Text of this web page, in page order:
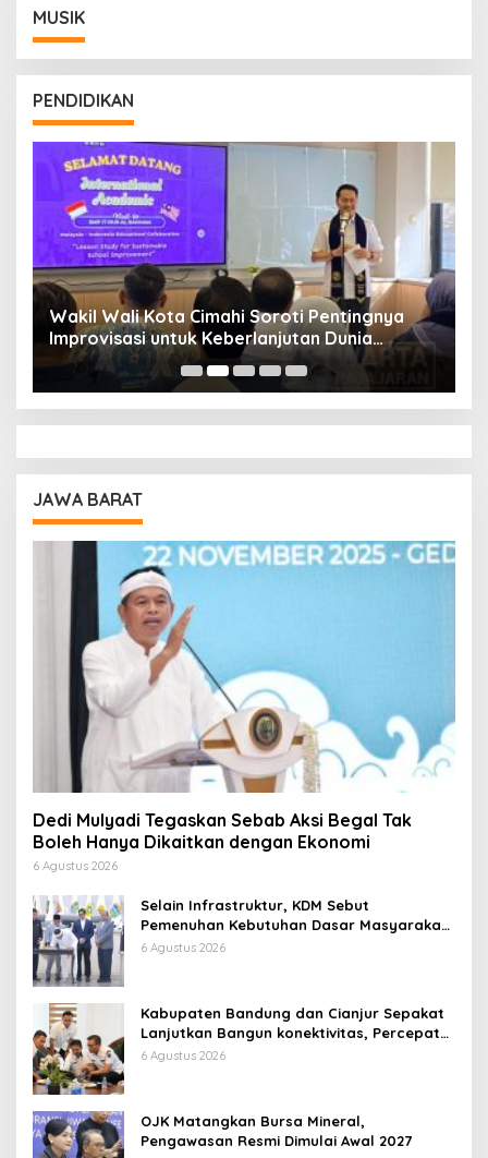
MUSIK
PENDIDIKAN
Wakil Wali Kota Cimahi Soroti Pentingnya
Improvisasi untuk Keberlanjutan Dunia
Pendidikan
JAWA BARAT
Dedi Mulyadi Tegaskan Sebab Aksi Begal Tak
Boleh Hanya Dikaitkan dengan Ekonomi
6 Agustus 2026
Selain Infrastruktur, KDM Sebut
Pemenuhan Kebutuhan Dasar Masyarakat
Jadi Fokus APBD Jabar 2027
6 Agustus 2026
Kabupaten Bandung dan Cianjur Sepakat
Lanjutkan Bangun konektivitas, Percepat
Pertumbuhan Ekonomi Daerah
6 Agustus 2026
OJK Matangkan Bursa Mineral,
Pengawasan Resmi Dimulai Awal 2027